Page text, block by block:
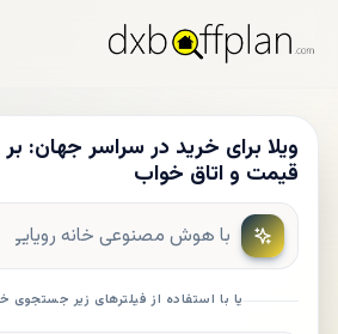
ویلا برای خرید در سراسر جهان:
قیمت و اتاق خواب
یا با استفاده از فیلترهای زیر جستجوی